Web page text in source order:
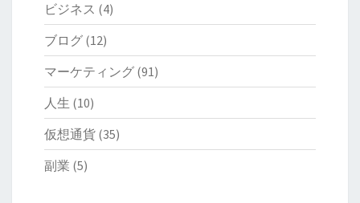
ビジネス (4)
ブログ (12)
マーケティング (91)
人生 (10)
仮想通貨 (35)
副業 (5)